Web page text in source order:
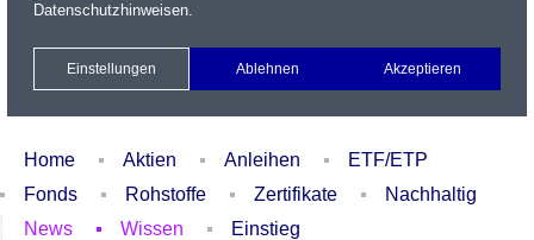
Xetra Realtime
Watchlist Portfolio Login
Home Aktien Anleihen
ETF/ETP
Fonds
Rohstoffe Zertifikate
Nachhaltig
News
Wissen Einstieg
Datenschutzhinweisen.
Einstellungen Ablehnen Akzeptieren